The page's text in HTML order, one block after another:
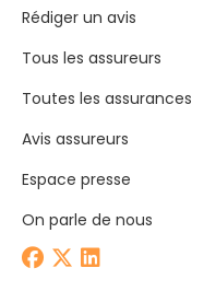
Rédiger un avis
Tous les assureurs
Toutes les assurances
Avis assureurs
Espace presse
On parle de nous